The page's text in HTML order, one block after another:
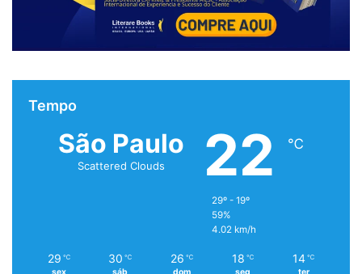
Tempo
São Paulo
Scattered Clouds 22 ℃
29º - 19º
59%
4.02 km/h
29 ℃
sex
30 ℃
sáb
26 ℃
dom
18 ℃
seg
14 ℃
ter